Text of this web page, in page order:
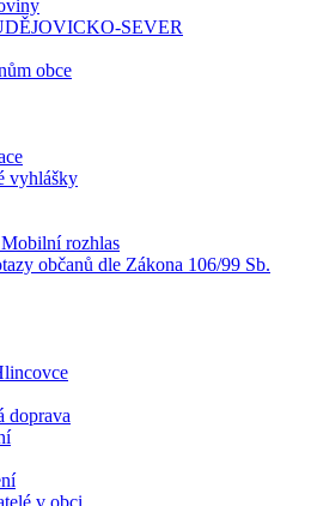
SEVER
obce
vyhlášky
rozhlas
občanů dle Zákona 106/99 Sb.
doprava
v obci